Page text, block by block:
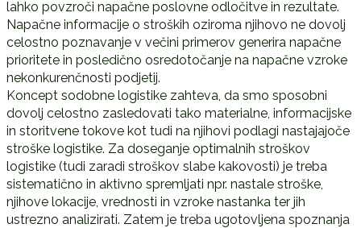
lahko povzroči napačne poslovne odločitve in rezultate.
Napačne informacije o stroških oziroma njihovo ne dovolj
celostno poznavanje v večini primerov generira napačne
prioritete in posledično osredotočanje na napačne vzroke
nekonkurenčnosti podjetij.
Koncept sodobne logistike zahteva, da smo sposobni
dovolj celostno zasledovati tako materialne, informacijske
in storitvene tokove kot tudi na njihovi podlagi nastajajoče
stroške logistike. Za doseganje optimalnih stroškov
logistike (tudi zaradi stroškov slabe kakovosti) je treba
sistematično in aktivno spremljati npr. nastale stroške,
njihove lokacije, vrednosti in vzroke nastanka ter jih
ustrezno analizirati. Zatem je treba ugotovljena spoznanja